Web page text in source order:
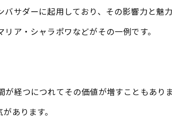
サダーに起用しており、その影響力と魅
ア・シャラポワなどがその一例です。
経つにつれてその価値が増すこともありま
あります。